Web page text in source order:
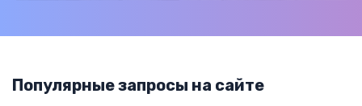
Популярные запросы на сайте